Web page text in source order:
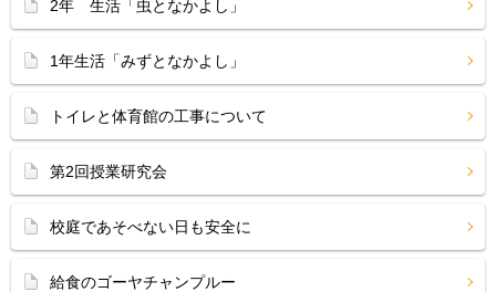
2年 生活「虫となかよし」
1年生活「みずとなかよし」
トイレと体育館の工事について
第2回授業研究会
校庭であそべない日も安全に
給食のゴーヤチャンプルー